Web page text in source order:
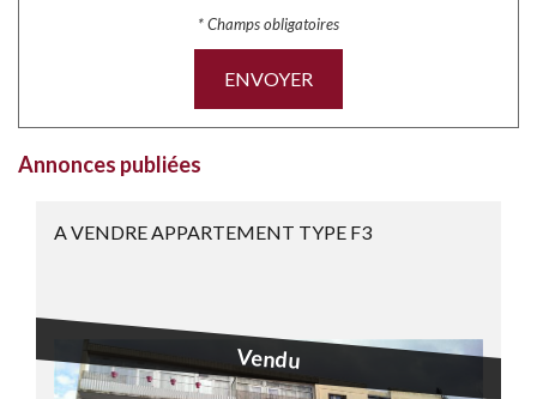
* Champs obligatoires
ENVOYER
Annonces publiées
A VENDRE APPARTEMENT TYPE F3
Vendu